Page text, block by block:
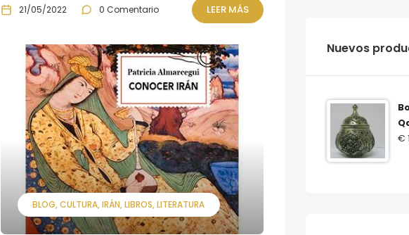
21/05/2022 0 Comentario LEER MÁS
BLOG CULTURA IRÁN LIBROS LITERATURA
‫‪Nuevos‬‬
€